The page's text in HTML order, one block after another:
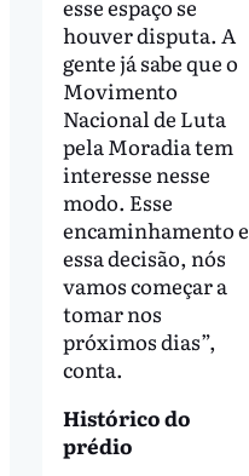
esse espaço se
houver disputa. A
gente já sabe que o
Movimento
Nacional de Luta
pela Moradia tem
interesse nesse
modo. Esse
encaminhamento e
essa decisão, nós
vamos começar a
tomar nos
próximos dias”,
conta.
Histórico do
prédio